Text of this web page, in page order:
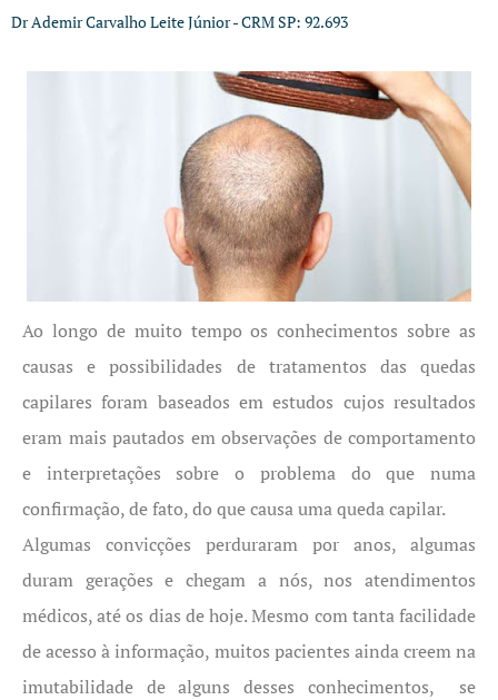
Dr Ademir Carvalho Leite Júnior - CRM SP: 92.693
Ao longo de muito tempo os conhecimentos sobre as
causas e possibilidades de tratamentos das quedas
capilares foram baseados em estudos cujos resultados
eram mais pautados em observações de comportamento
e interpretações sobre o problema do que numa
confirmação, de fato, do que causa uma queda capilar.
Algumas convicções perduraram por anos, algumas
duram gerações e chegam a nós, nos atendimentos
médicos, até os dias de hoje. Mesmo com tanta facilidade
de acesso à informação, muitos pacientes ainda creem na
imutabilidade de alguns desses conhecimentos, se